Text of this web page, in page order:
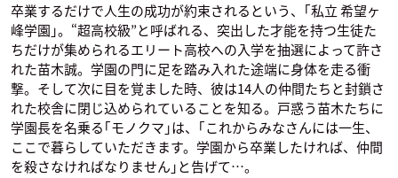
卒業するだけで人生の成功が約束されるという、｢私立 希望ヶ
峰学園｣。“超高校級”と呼ばれる、突出した才能を持つ生徒た
ちだけが集められるエリート高校への入学を抽選によって許さ
れた苗木誠。学園の門に足を踏み入れた途端に身体を走る衝
撃。そして次に目を覚ました時、彼は14人の仲間たちと封鎖さ
れた校舎に閉じ込められていることを知る。戸惑う苗木たちに
学園長を名乗る｢モノクマ｣は、｢これからみなさんには一生、
ここで暮らしていただきます。学園から卒業したければ、仲間
を殺さなければなりません｣と告げて…。